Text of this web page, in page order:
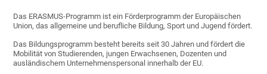
Das ERASMUS-Programm ist ein Förderprogramm der Europäischen
Union, das allgemeine und berufliche Bildung, Sport und Jugend fördert.
Das Bildungsprogramm besteht bereits seit 30 Jahren und fördert die
Mobilität von Studierenden, jungen Erwachsenen, Dozenten und
ausländischem Unternehmenspersonal innerhalb der EU.